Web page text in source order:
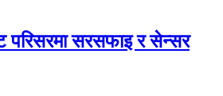
परिसरमा सरसफाइ र सेन्सर